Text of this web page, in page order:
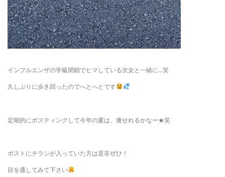
インフルエンザの学級閉鎖でヒマしている次女と一緒に…笑
久しぶりに歩き回ったのでへとへとです
定期的にポスティングして今年の夏は、痩せれるかなー★笑
ポストにチラシが入っていた方は是非ぜひ！
目を通してみて下さい